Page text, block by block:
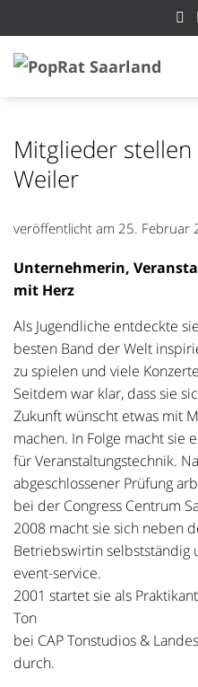
Mitglieder
Weiler
veröffentlicht am 25. Februar
Unternehmerin,
mit Herz
Als Jugendliche entdeckte
besten Band der Welt
zu spielen und viele
Seitdem war klar, dass sie
Zukunft wünscht etwas mit
machen. In Folge macht sie
für Veranstaltungstechnik.
abgeschlossener Prüfung
bei der Congress Centrum
2008 macht sie sich neben
Betriebswirtin selbstständig
event-service.
2001 startet sie als
Ton
bei CAP Tonstudios &
durch.